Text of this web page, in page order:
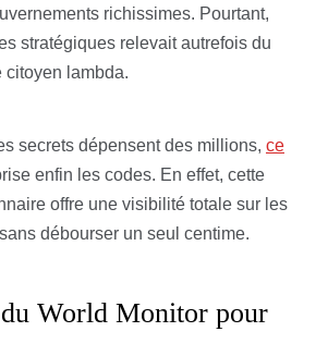
richissimes. Pourtant,
stratégiques relevait autrefois du
citoyen lambda.
secrets dépensent des millions, ce
enfin les codes. En effet, cette
offre une visibilité totale sur les
débourser un seul centime.
World Monitor pour